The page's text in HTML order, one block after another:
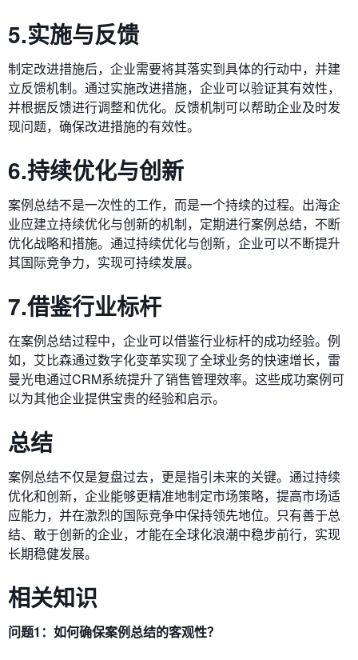
5.实施与反馈
制定改进措施后，企业需要将其落实到具体的行动中，并建
立反馈机制。通过实施改进措施，企业可以验证其有效性，
并根据反馈进行调整和优化。反馈机制可以帮助企业及时发
现问题，确保改进措施的有效性。
6.持续优化与创新
案例总结不是一次性的工作，而是一个持续的过程。出海企
业应建立持续优化与创新的机制，定期进行案例总结，不断
优化战略和措施。通过持续优化与创新，企业可以不断提升
其国际竞争力，实现可持续发展。
7.借鉴行业标杆
在案例总结过程中，企业可以借鉴行业标杆的成功经验。例
如，艾比森通过数字化变革实现了全球业务的快速增长，雷
曼光电通过CRM系统提升了销售管理效率。这些成功案例可
以为其他企业提供宝贵的经验和启示。
总结
案例总结不仅是复盘过去，更是指引未来的关键。通过持续
优化和创新，企业能够更精准地制定市场策略，提高市场适
应能力，并在激烈的国际竞争中保持领先地位。只有善于总
结、敢于创新的企业，才能在全球化浪潮中稳步前行，实现
长期稳健发展。
相关知识
问题1：如何确保案例总结的客观性？